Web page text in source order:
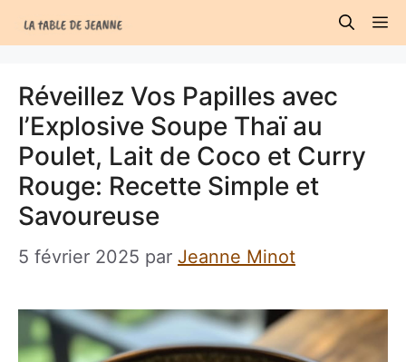
au
Réveillez Vos Papilles avec
l’Explosive Soupe Thaï au
Poulet, Lait de Coco et Curry
Rouge: Recette Simple et
Savoureuse
5 février 2025 par Jeanne Minot